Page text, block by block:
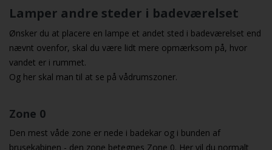
Lamper andre steder i badeværelset
Ønsker du at placere en lampe et andet sted i badeværelset end
nævnt ovenfor, skal du være lidt mere opmærksom på, hvor
vandet er i rummet.
Og her skal man til at se på vådrumszoner.
Zone 0
Den mest våde zone er nede i badekar og i bunden af
brusekabinen - den zone betegnes Zone 0. Her vil du normalt